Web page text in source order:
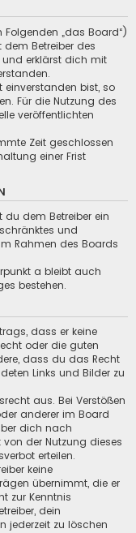
„das Board“)
Betreiber des
und erklärst dich mit
einverstanden bist, so
Für die Nutzung des
veröffentlichten
Zeit geschlossen
einer Frist
du dem Betreiber ein
und
Rahmen des Boards
a bleibt auch
bestehen.
dass er keine
oder die guten
dass du das Recht
Links und Bilder zu
aus. Bei Verstößen
anderer im Board
dich nach
der Nutzung dieses
erteilen.
keine
übernimmt, die er
zur Kenntnis
dein
jederzeit zu löschen